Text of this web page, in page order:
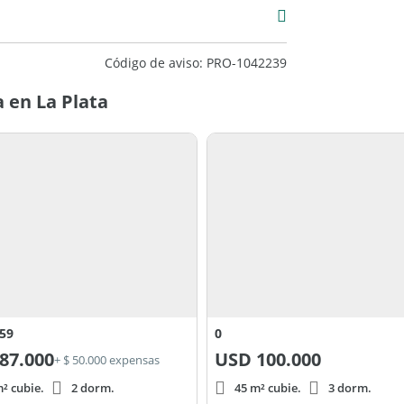
enunciados fueron proporcionados por
o bien abona de contado y obtené un
Código de aviso: PRO-1042239
La Plata
87.000+ $ 50.000 expensas
cubie.
2 dorm.
0
USD 100.000
45 m² cubie. 3 dorm.